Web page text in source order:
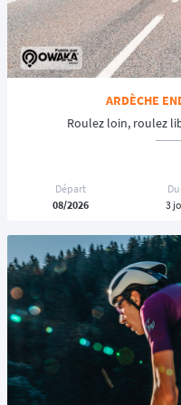
sans interruption, jour et nuit.
➡️L'Autonomie totale(Self-
ces aventures. Aucune
gérer vous-même votre
🇫🇷 Les
Si l'envie vous prend de
lesépreuves de cyclisme
français.
1. La Race Across France (RAF)
La Race Across France s'est
distance sur le territoire.
propose de traverser la France
Les formats :
De 300 km pour
km (qui relie souvent le nord de
ARDÈCHE
Roulez loin, roulez
Départ
08/2026
3